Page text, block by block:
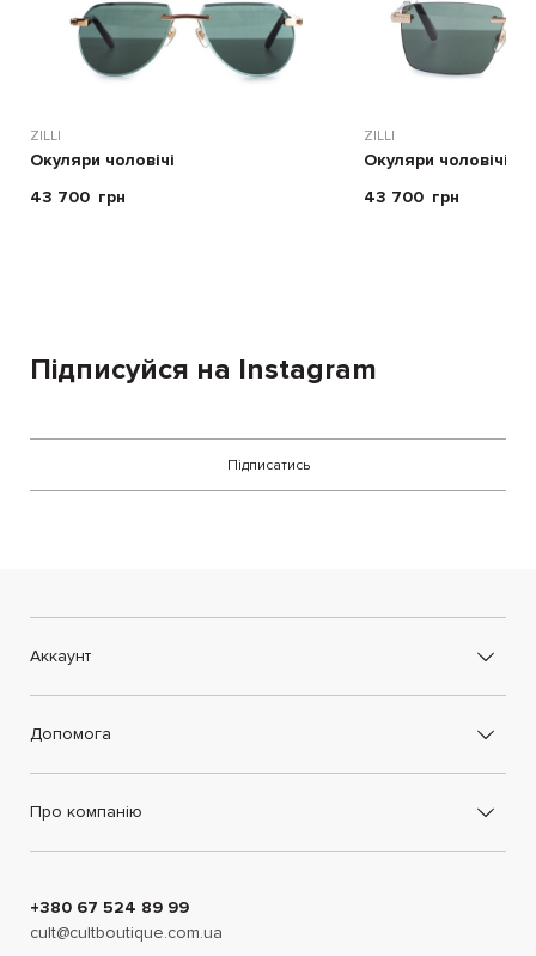
ZILLI
Окуляри чоловічі
43 700 грн
ZILLI
Окуляри чоловічі
43 700 грн
Підписуйся на Instagram
Підписатись
Аккаунт
Допомога
Про компанію
+380 67 524 89 99
cult@cultboutique.com.ua